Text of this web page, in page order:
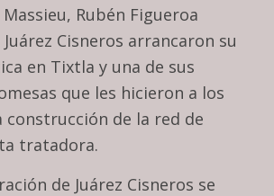
Rubén Figueroa
Juárez Cisneros arrancaron su
en Tixtla y una de sus
que les hicieron a los
de la red de
tratadora.
de Juárez Cisneros se